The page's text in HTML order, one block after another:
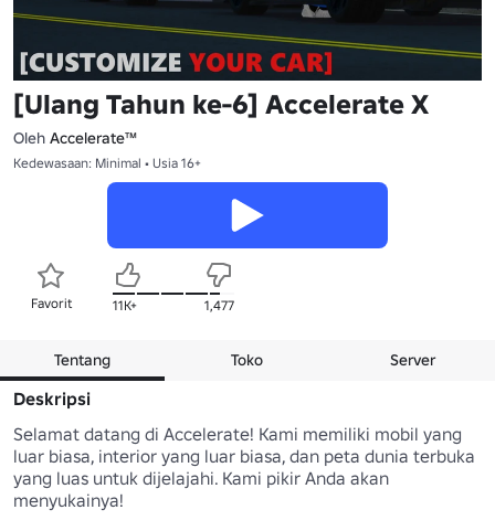
[Ulang Tahun ke-6] Accelerate X
Oleh Accelerate™
Kedewasaan: Minimal • Usia 16+
Favorit 11K+ 1,477
Tentang Toko Server
Deskripsi
Selamat datang di Accelerate! Kami memiliki mobil yang
luar biasa, interior yang luar biasa, dan peta dunia terbuka
yang luas untuk dijelajahi. Kami pikir Anda akan
menyukainya!